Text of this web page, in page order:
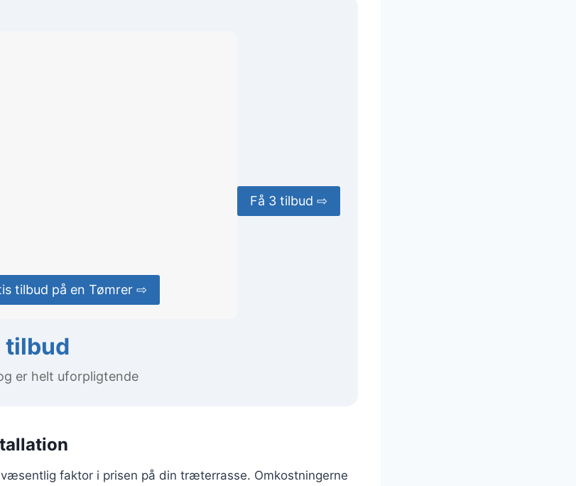
tilbud på en Tømrer ⇨
tilbud
er helt uforpligtende
Få 3 tilbud ⇨
faktor i prisen på din træterrasse. Omkostningerne